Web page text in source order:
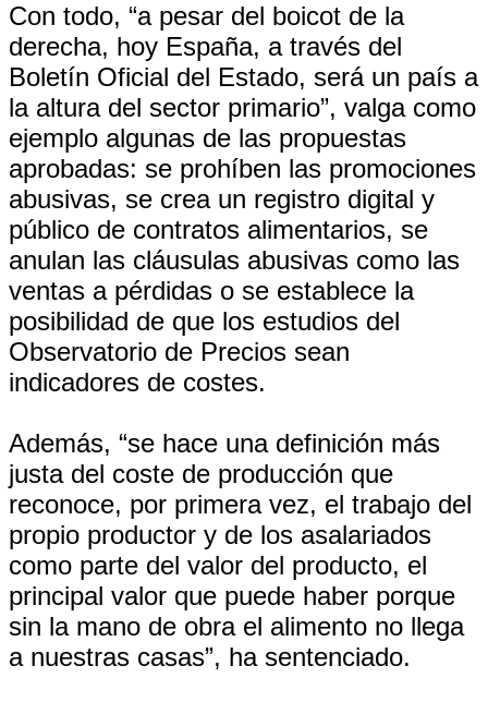
Con todo, “a pesar del boicot de la
derecha, hoy España, a través del
Boletín Oficial del Estado, será un país a
la altura del sector primario”, valga como
ejemplo algunas de las propuestas
aprobadas: se prohíben las promociones
abusivas, se crea un registro digital y
público de contratos alimentarios, se
anulan las cláusulas abusivas como las
ventas a pérdidas o se establece la
posibilidad de que los estudios del
Observatorio de Precios sean
indicadores de costes.
Además, “se hace una definición más
justa del coste de producción que
reconoce, por primera vez, el trabajo del
propio productor y de los asalariados
como parte del valor del producto, el
principal valor que puede haber porque
sin la mano de obra el alimento no llega
a nuestras casas”, ha sentenciado.